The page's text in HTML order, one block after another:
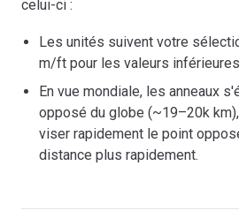
celui-ci :
Les unités suivent votre
m/ft pour les valeurs
En vue mondiale, les anneaux
opposé du globe (~19–20k
viser rapidement le point
distance plus rapidement.